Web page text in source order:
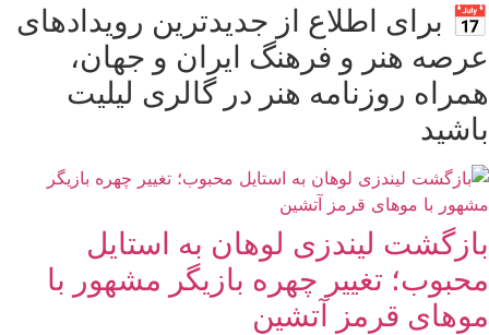
📅 برای اطلاع از جدیدترین رویدادهای
عرصه هنر و فرهنگ ایران و جهان،
همراه روزنامه هنر در گالری لیلیت
باشید
بازگشت لیندزی لوهان به استایل
محبوب؛ تغییر چهره بازیگر مشهور با
موهای قرمز آتشین